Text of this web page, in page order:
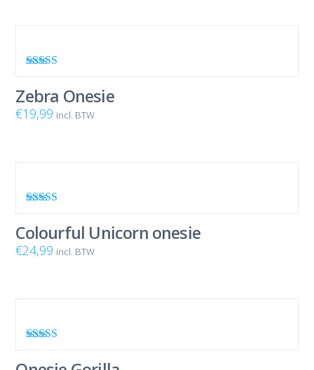
4.33
uit 5
Zebra Onesie
€19,99 incl. BTW
4.00
uit 5
Colourful Unicorn onesie
€24,99 incl. BTW
uit 5